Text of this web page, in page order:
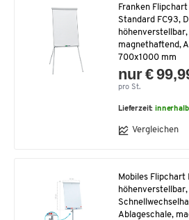
Franken
Standard FC93,
magnethaftend,
700x1000 mm
nur €
pro St.
Lieferzeit:innerhalb
Vergleichen
Mobiles Flipchart
höhenverstellbar,
Ablageschale,